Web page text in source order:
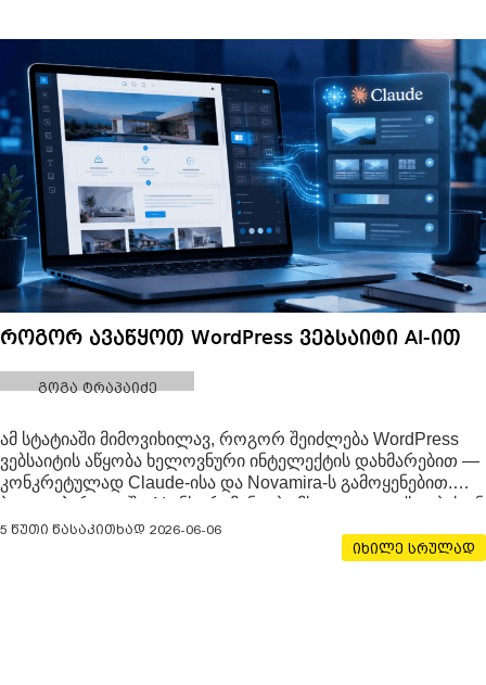
როგორ ავაწყოთ WordPress ვებსაიტი AI-ით
გოგა ტრაპაიძე
ამ სტატიაში მიმოვიხილავ, როგორ შეიძლება WordPress
ვებსაიტის აწყობა ხელოვნური ინტელექტის დახმარებით —
კონკრეტულად Claude-ისა და Novamira-ს გამოყენებით.
ბოლო პერიოდში AI ინსტრუმენტები მხოლოდ ტექსტების ან
სურათების გენერირებისთვის აღარ გამოიყენება. უკვე
შესაძლებელია, რომ AI უშუალოდ WordPress-ის შიგნით
5 წუთი წასაკითხად 2026-06-06
იხილე სრულად